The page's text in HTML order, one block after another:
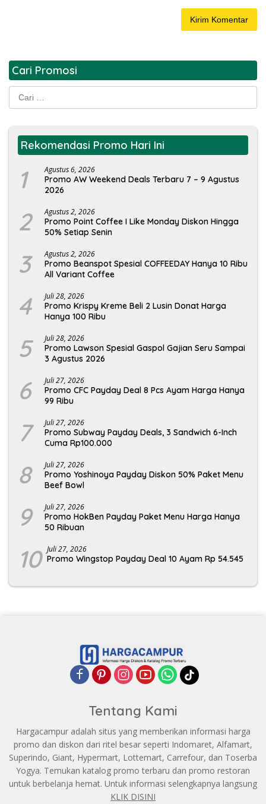
Cari Promosi
Cari
untuk:
Rekomendasi Promo Hari Ini
1 Agustus 6, 2026
Promo AW Weekend Deals Terbaru 7 – 9 Agustus
2026
2 Agustus 2, 2026
Promo Point Coffee I Like Monday Diskon Hingga
50% Setiap Senin
3 Agustus 2, 2026
Promo Beanspot Spesial COFFEEDAY Hanya 10 Ribu
All Variant Coffee
4 Juli 28, 2026
Promo Krispy Kreme Beli 2 Lusin Donat Harga
Hanya 100 Ribu
5 Juli 28, 2026
Promo Lawson Spesial Gaspol Gajian Seru Sampai
3 Agustus 2026
6 Juli 27, 2026
Promo CFC Payday Deal 8 Pcs Ayam Harga Hanya
99 Ribu
7 Juli 27, 2026
Promo Subway Payday Deals, 3 Sandwich 6-Inch
Cuma Rp100.000
8 Juli 27, 2026
Promo Yoshinoya Payday Diskon 50% Paket Menu
Beef Bowl
9 Juli 27, 2026
Promo HokBen Payday Paket Menu Harga Hanya
50 Ribuan
10 Juli 27, 2026
Promo Wingstop Payday Deal 10 Ayam Rp 54.545
Tentang Kami
Hargacampur adalah situs yang memberikan informasi harga
promo dan diskon dari ritel besar seperti Indomaret, Alfamart,
Superindo, Giant, Hypermart, Lottemart, Carrefour, dan Toserba
Yogya. Temukan katalog promo terbaru dan promo restoran
untuk berbelanja hemat. Untuk informasi selengkapnya langsung
KLIK DISINI